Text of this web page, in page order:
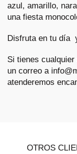
azul, amarillo,
una fiesta
Disfruta en tu día
Si tienes
un correo a
atenderemos
OTROS